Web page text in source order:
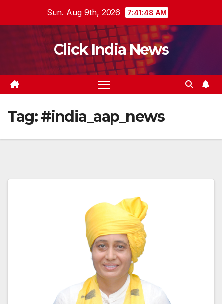
Sun. Aug 9th, 2026 7:41:48 AM
Click India News
Tag:#india_aap_news